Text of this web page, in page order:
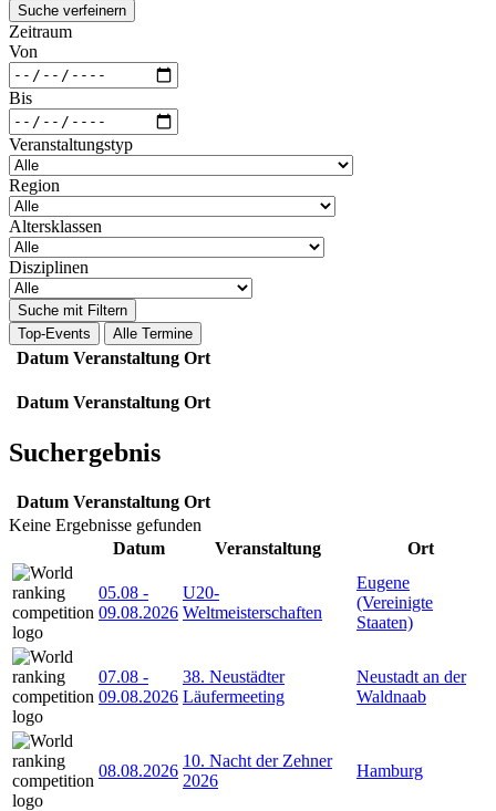
Suche verfeinern
Zeitraum
Von
Bis
Veranstaltungstyp
Region
Altersklassen
Disziplinen
Suche mit Filtern
Top-Events
Alle Termine
Datum Veranstaltung Ort
Datum Veranstaltung Ort
Suchergebnis
Datum Veranstaltung Ort
Keine Ergebnisse gefunden
Datum
Veranstaltung Ort
05.08 -
09.08.2026
U20-
Weltmeisterschaften
Eugene
(Vereinigte
Staaten)
07.08 -
09.08.2026
38. Neustädter
Läufermeeting
Neustadt an der
Waldnaab
08.08.2026
10. Nacht der Zehner
2026
Hamburg